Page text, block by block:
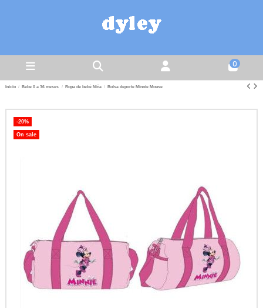
0
Inicio Bebe 0 a 36 meses Ropa de bebé Niña Bolsa deporte Minnie Mouse
-20%
On sale